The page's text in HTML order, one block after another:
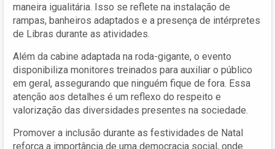
maneira igualitária. Isso se reflete na instalação de
rampas, banheiros adaptados e a presença de intérpretes
de Libras durante as atividades.
Além da cabine adaptada na roda-gigante, o evento
disponibiliza monitores treinados para auxiliar o público
em geral, assegurando que ninguém fique de fora. Essa
atenção aos detalhes é um reflexo do respeito e
valorização das diversidades presentes na sociedade.
Promover a inclusão durante as festividades de Natal
reforça a importância de uma democracia social, onde